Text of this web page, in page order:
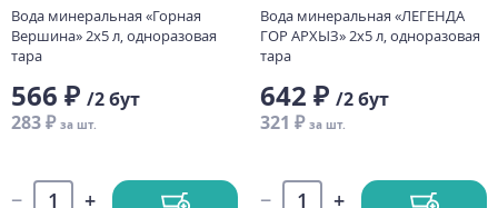
Вода минеральная «Горная
Вершина» 2х5 л, одноразовая
тара
566 ₽ /2 бут
283 ₽ за шт.
Вода минеральная «ЛЕГЕНДА
ГОР АРХЫЗ» 2х5 л, одноразовая
тара
642 ₽ /2 бут
321 ₽ за шт.